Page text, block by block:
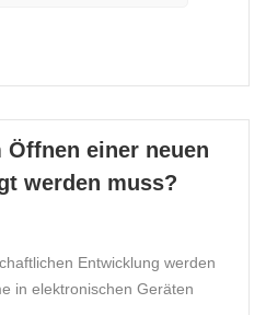
Öffnen einer neuen
werden muss?
Entwicklung werden
in elektronischen Geräten